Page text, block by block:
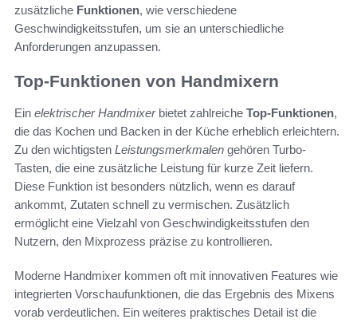
zusätzliche Funktionen, wie verschiedene
Geschwindigkeitsstufen, um sie an unterschiedliche
Anforderungen anzupassen.
Top-Funktionen von Handmixern
Ein elektrischer Handmixerbietet zahlreiche Top-Funktionen,
die das Kochen und Backen in der Küche erheblich erleichtern.
Zu den wichtigsten Leistungsmerkmalen gehören Turbo-
Tasten, die eine zusätzliche Leistung für kurze Zeit liefern.
Diese Funktion ist besonders nützlich, wenn es darauf
ankommt, Zutaten schnell zu vermischen. Zusätzlich
ermöglicht eine Vielzahl von Geschwindigkeitsstufen den
Nutzern, den Mixprozess präzise zu kontrollieren.
Moderne Handmixer kommen oft mit innovativen Features wie
integrierten Vorschaufunktionen, die das Ergebnis des Mixens
vorab verdeutlichen. Ein weiteres praktisches Detail ist die